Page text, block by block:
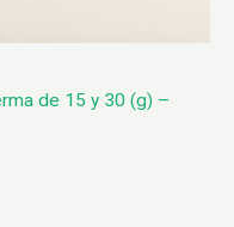
de 15 y 30 (g) –